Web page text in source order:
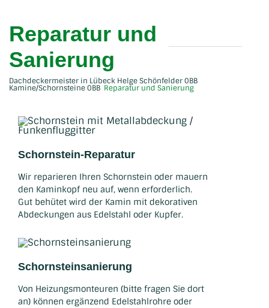
Reparatur und
Sanierung
Dachdeckermeister in Lübeck Helge Schönfelder
Kamine/Schornsteine Reparatur und Sanierung
Schornstein-Reparatur
Wir reparieren Ihren Schornstein oder mauern
den Kaminkopf neu auf, wenn erforderlich.
Gut behütet wird der Kamin mit dekorativen
Abdeckungen aus Edelstahl oder Kupfer.
Schornsteinsanierung
Von Heizungsmonteuren (bitte fragen Sie dort
an) können ergänzend Edelstahlrohre oder